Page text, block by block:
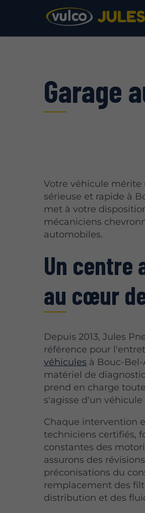
Garage
Votre véhicule mérite
sérieuse et rapide à
met à votre
mécaniciens
automobiles.
Un centre
au cœur
Depuis 2013, Jules
référence pour
véhicules à Bouc-
matériel de
prend en charge
s'agisse d'un
Chaque intervention
techniciens certifiés,
constantes des
assurons des
préconisations du
remplacement des
distribution et des